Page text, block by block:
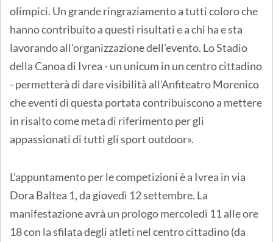
olimpici. Un grande ringraziamento a tutti coloro che
hanno contribuito a questi risultati e a chi ha e sta
lavorando all'organizzazione dell'evento. Lo Stadio
della Canoa di Ivrea - un unicum in un centro cittadino
- permetterà di dare visibilità all'Anfiteatro Morenico
che eventi di questa portata contribuiscono a mettere
in risalto come meta di riferimento per gli
appassionati di tutti gli sport outdoor».
L’appuntamento per le competizioni è a Ivrea in via
Dora Baltea 1, da giovedì 12 settembre. La
manifestazione avrà un prologo mercoledì 11 alle ore
18 con la sfilata degli atleti nel centro cittadino (da